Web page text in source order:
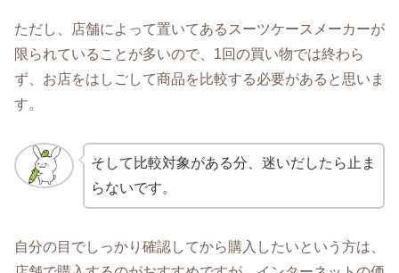
ただし、店舗によって置いてあるスーツケースメーカーが
限られていることが多いので、1回の買い物では終わら
ず、お店をはしごして商品を比較する必要があると思いま
す。
そして比較対象がある分、迷いだしたら止ま
らないです。
自分の目でしっかり確認してから購入したいという方は、